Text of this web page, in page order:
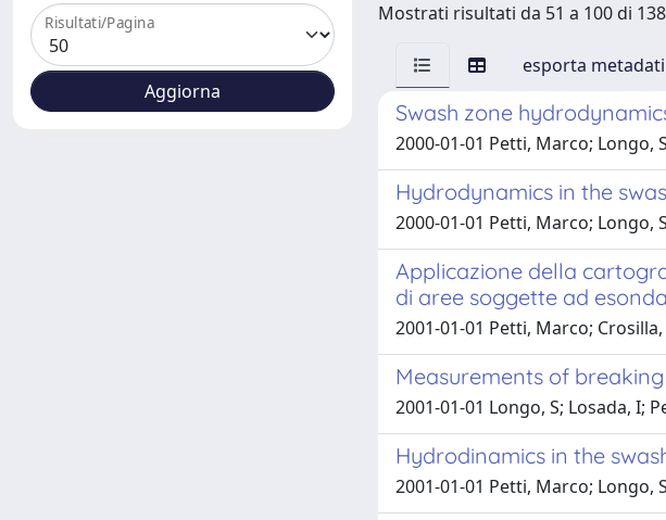
Risultati/Pagina Mostrati risultati da 51 a 100 di 138
esporta metadati
Swash zone
2000-01-01 Petti, Marco; Longo,
Hydrodynamics in the
2000-01-01 Petti, Marco; Longo,
Applicazione della
di aree soggette ad
2001-01-01 Petti, Marco;
Measurements of
2001-01-01 Longo, S; Losada, I;
Hydrodinamics in the
2001-01-01 Petti, Marco; Longo,